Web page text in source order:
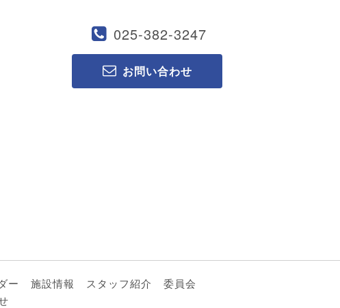
025-382-3247
お問い合わせ
ー 施設情報 スタッフ紹介
委員会